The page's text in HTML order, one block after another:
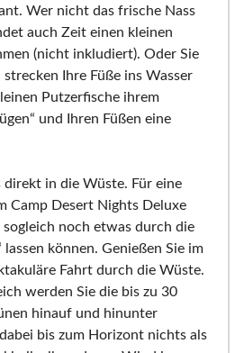
Wer nicht das frische Nass
auch Zeit einen kleinen
(nicht inkludiert). Oder Sie
Ihre Füße ins Wasser
Putzerfische ihrem
und Ihren Füßen eine
direkt in die Wüste. Für eine
Camp Desert Nights Deluxe
noch etwas durch die
lassen können. Genießen Sie im
Fahrt durch die Wüste.
werden Sie die bis zu 30
hinauf und hinunter
bis zum Horizont nichts als